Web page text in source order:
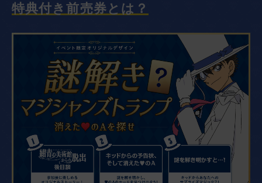
特典付き前売券とは？